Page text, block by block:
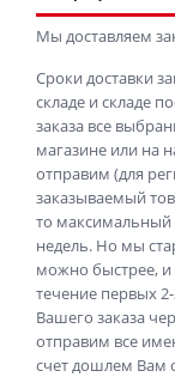
Мы доставляем
Сроки доставки
складе и складе
заказа все
магазине или на
отправим (для
заказываемый
то максимальный
недель. Но мы
можно быстрее, и
течение первых
Вашего заказа
отправим все
счет дошлем Вам